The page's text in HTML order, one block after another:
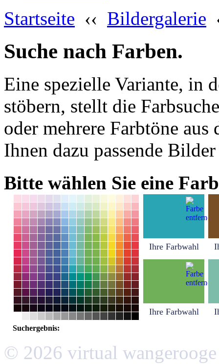
Startseite ‹‹ Bildergalerie
Suche nach Farben.
Eine spezielle Variante, in
stöbern, stellt die
oder mehrere Farbtöne
Ihnen dazu passende
Bitte wählen Sie eine
Ihre Farbwahl
Ihre Farbwahl
Suchergebnis:
© 2026 virtual wangerooge